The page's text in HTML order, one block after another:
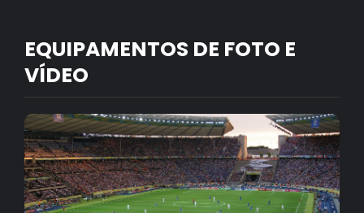
EQUIPAMENTOS DE FOTO E
VÍDEO